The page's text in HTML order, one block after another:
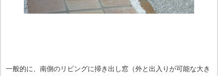
一般的に、南側のリビングに掃き出し窓（外と出入りが可能な大き